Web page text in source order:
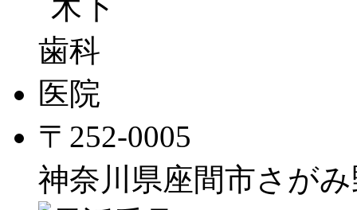
〒252-0005
神奈川県座間市さが